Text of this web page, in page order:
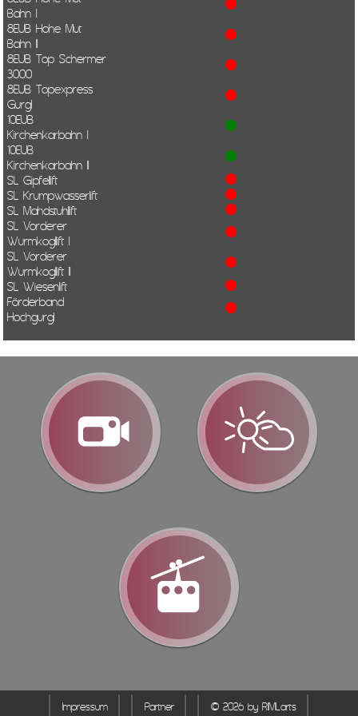
Bahn I
8EUB Hohe Mut
Bahn II
8EUB Top Schermer
3000
8EUB Topexpress
Gurgl
10EUB
Kirchenkarbahn I
10EUB
Kirchenkarbahn II
SL Gipfellift
SL Krumpwasserlift
SL Mahdstuhllift
SL Vorderer
Wurmkogllift I
SL Vorderer
Wurmkogllift II
SL Wiesenlift
Förderband
Hochgurgl
Impressum Partner © 2026 by RIMLarts